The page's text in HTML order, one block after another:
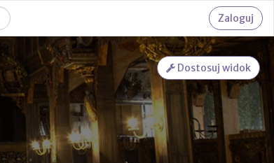
Zaloguj
Dostosuj widok